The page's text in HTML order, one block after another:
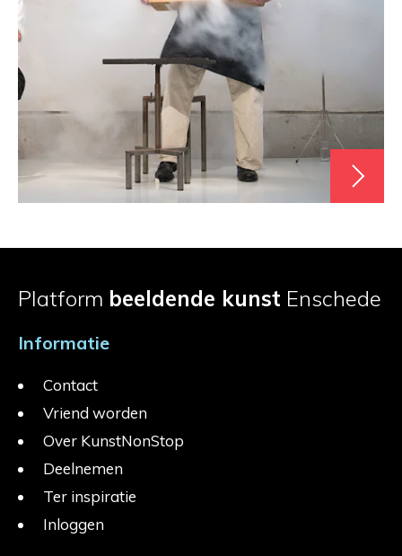
Platform beeldende kunst Enschede
Informatie
Contact
Vriend worden
Over KunstNonStop
Deelnemen
Ter inspiratie
Inloggen